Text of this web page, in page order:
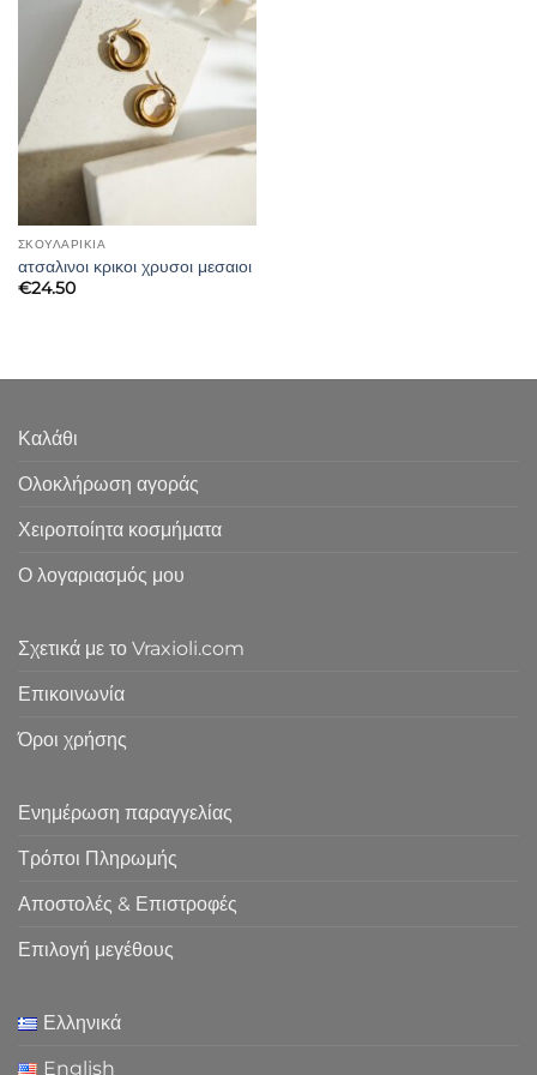
ΣΚΟΥΛΑΡΊΚΙΑ
ατσαλινοι κρικοι χρυσοι μεσαιοι
€24.50
Καλάθι
Ολοκλήρωση αγοράς
Χειροποίητα κοσμήματα
Ο λογαριασμός μου
Σχετικά με το Vraxioli.com
Επικοινωνία
Όροι χρήσης
Ενημέρωση παραγγελίας
Τρόποι Πληρωμής
Αποστολές & Επιστροφές
Επιλογή μεγέθους
Ελληνικά
English